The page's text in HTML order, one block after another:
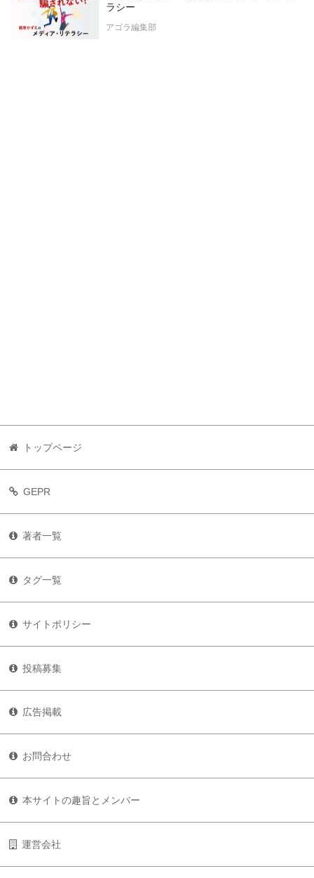
ラシー
アゴラ編集部
トップページ
GEPR
著者一覧
タグ一覧
サイトポリシー
投稿募集
広告掲載
お問合わせ
本サイトの趣旨とメンバー
運営会社